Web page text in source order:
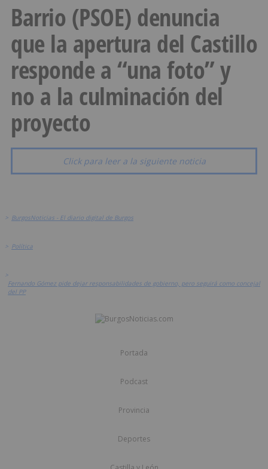
Barrio (PSOE) denuncia
que la apertura del Castillo
responde a “una foto” y
no a la culminación del
proyecto
Click para leer a la siguiente noticia
> BurgosNoticias - El diario digital de Burgos
> Política
>
Fernando Gómez pide dejar responsabilidades de gobierno, pero seguirá como concejal
del PP
Portada
Podcast
Provincia
Deportes